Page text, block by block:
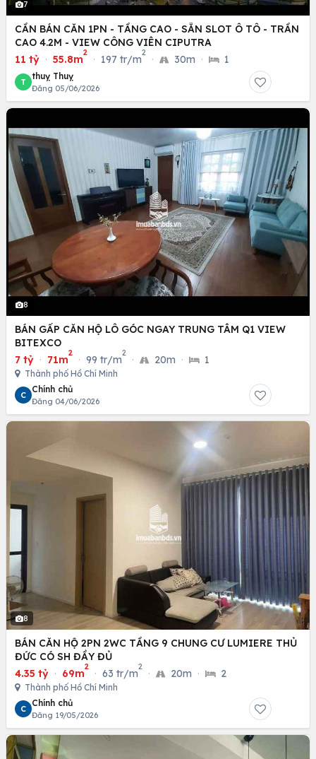
7
CẦN BÁN CĂN 1PN - TẦNG CAO - SẴN SLOT Ô TÔ - TRẦN
CAO 4.2M - VIEW CÔNG VIÊN CIPUTRA
11 tỷ · 55.8m
2
· 197 tr/m
2
· 30m · 1
T
thuỵ Thuỵ
Đăng 05/06/2026
8
BÁN GẤP CĂN HỘ LÔ GÓC NGAY TRUNG TÂM Q1 VIEW
BITEXCO
7 tỷ · 71m
2
· 99 tr/m
2
· 20m · 1
Thành phố Hồ Chí Minh
C
Chính chủ
Đăng 04/06/2026
8
BÁN CĂN HỘ 2PN 2WC TẦNG 9 CHUNG CƯ LUMIERE THỦ
ĐỨC CÓ SH ĐẦY ĐỦ
4.35 tỷ · 69m
2
· 63 tr/m
2
· 20m · 2
Thành phố Hồ Chí Minh
C
Chính chủ
Đăng 19/05/2026